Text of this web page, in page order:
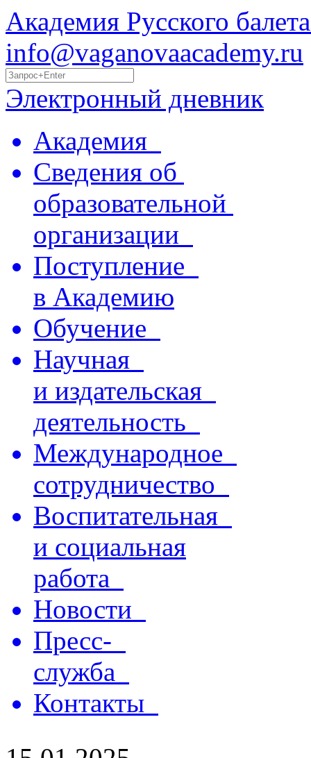
Академия Русского
info@vaganovaacademy.ru
Электронный дневник
Академия
Сведения об
образовательной
организации
Поступление
в Академию
Обучение
Научная
и издательская
деятельность
Международное
сотрудничество
Воспитательная
и социальная
работа
Новости
Пресс-
служба
Контакты